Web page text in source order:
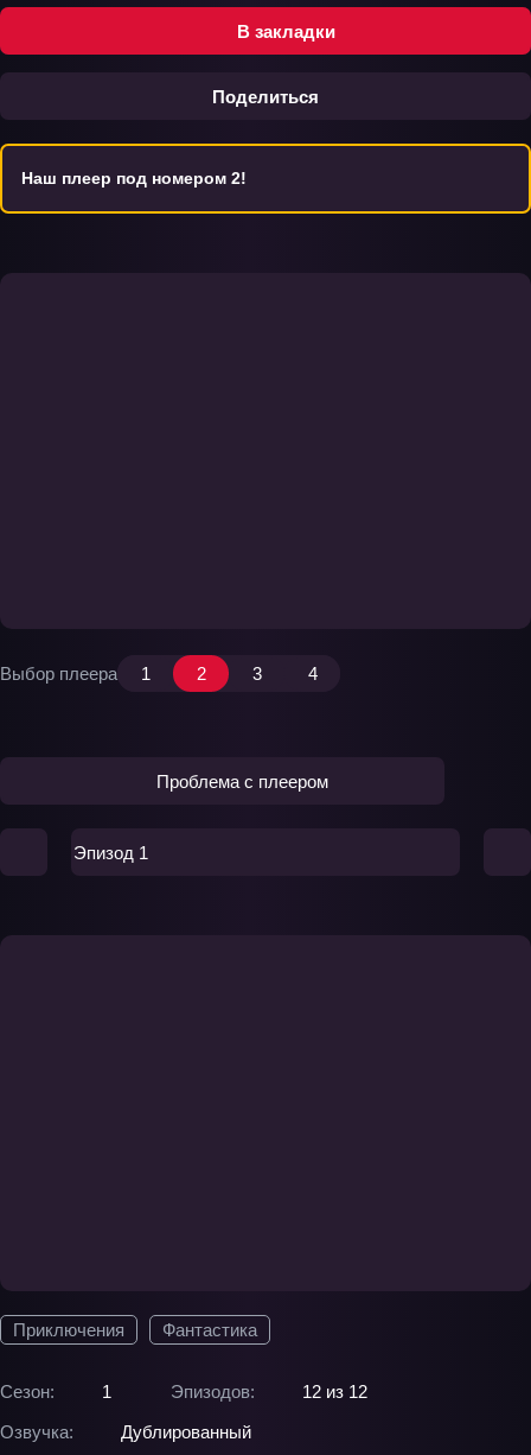
В закладки
Поделиться
Приключения Фантастика
Сезон: 1 Эпизодов:
12 из 12
Озвучка:
Дублированный
Наш плеер под номером 2!
Выбор плеера 1 2 3 4
Проблема с плеером
Эпизод 1